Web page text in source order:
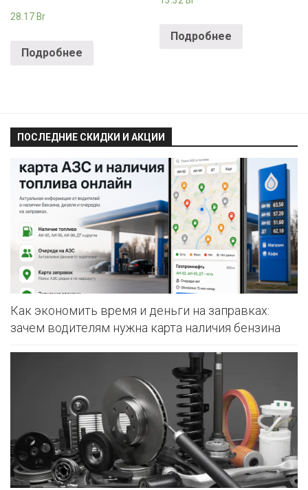
28.17 Br
Подробнее
Подробнее
ПОСЛЕДНИЕ СКИДКИ И АКЦИИ
Как экономить время и деньги на заправках:
зачем водителям нужна карта наличия бензина